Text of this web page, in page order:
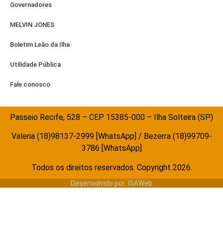
Governadores
MELVIN JONES
Boletim Leão da Ilha
Utilidade Pública
Fale conosco
Passeio Recife, 528 – CEP 15385-000 – Ilha Solteira (SP)
Valeria (18)98137-2999 [WhatsApp] / Bezerra (18)99709-
3786 [WhatsApp]
Todos os direitos reservados. Copyright 2026.
Desenvolvido por ISAWeb